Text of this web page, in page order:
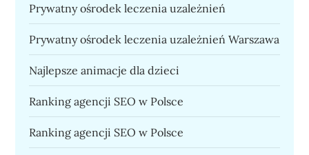
Prywatny ośrodek leczenia uzależnień
Prywatny ośrodek leczenia uzależnień Warszawa
Najlepsze animacje dla dzieci
Ranking agencji SEO w Polsce
Ranking agencji SEO w Polsce